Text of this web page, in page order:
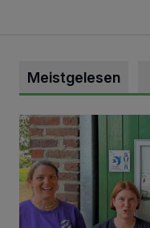
Meistgelesen
Vorbildlicher Einsatz